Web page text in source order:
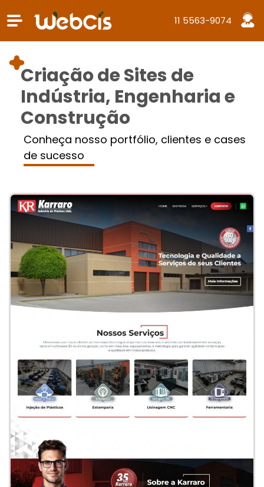
11 5563-9074
Criação de Sites de
Indústria, Engenharia e
Construção
Conheça nosso portfólio, clientes e cases
de sucesso